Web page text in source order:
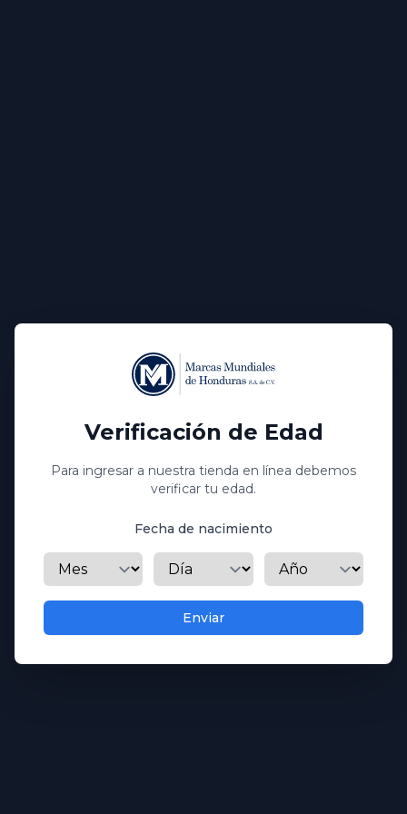
Crea tu cuenta
Nombre
Apellido
Verificación de Edad
Para ingresar a nuestra tienda en línea debemos
verificar tu edad.
Fecha de nacimiento
Mes Día Año
Enviar